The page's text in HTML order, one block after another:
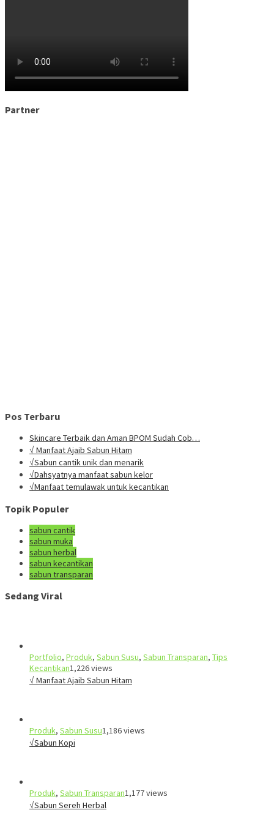
Partner
Pos Terbaru
Skincare Terbaik dan Aman BPOM Sudah Cob…
√ Manfaat Ajaib Sabun Hitam
√Sabun cantik unik dan menarik
√Dahsyatnya manfaat sabun kelor
√Manfaat temulawak untuk kecantikan
Topik Populer
sabun cantik
sabun muka
sabun herbal
sabun kecantikan
sabun transparan
Sedang Viral
Portfolio, Produk, Sabun Susu, Sabun Transparan, Tips
Kecantikan1,226 views
√ Manfaat Ajaib Sabun Hitam
Produk, Sabun Susu1,186 views
√Sabun Kopi
Produk, Sabun Transparan1,177 views
√Sabun Sereh Herbal